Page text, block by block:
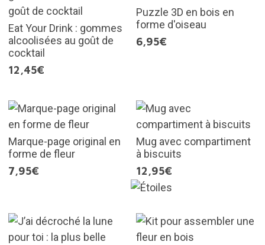
Eat Your Drink : gommes
alcoolisées au goût de
cocktail
12,45€
Puzzle 3D en bois en
forme d'oiseau
6,95€
Marque-page original en
forme de fleur
7,95€
Mug avec compartiment
à biscuits
12,95€